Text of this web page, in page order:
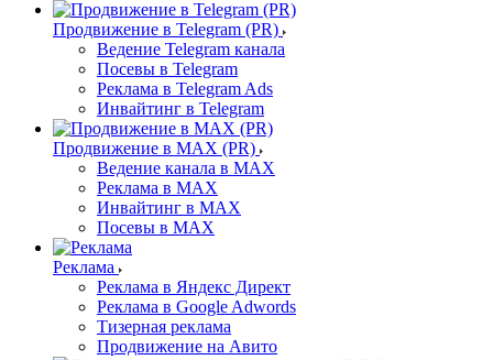
Продвижение в Telegram (PR)
Ведение Telegram канала
Посевы в Telegram
Реклама в Telegram Ads
Инвайтинг в Telegram
Продвижение в MAX (PR)
Ведение канала в MAX
Реклама в MAX
Инвайтинг в MAX
Посевы в MAX
Реклама
Реклама в Яндекс Директ
Реклама в Google Adwords
Тизерная реклама
Продвижение на Авито